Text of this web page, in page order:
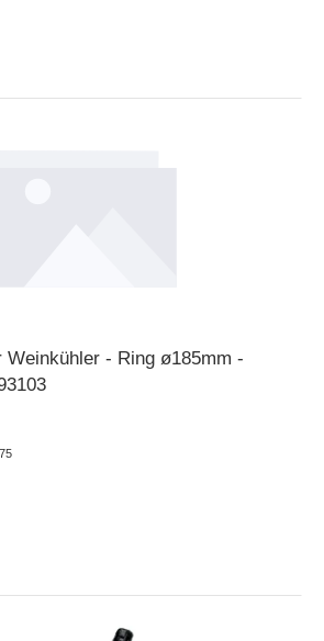
Weinkühler - Ring ø185mm -